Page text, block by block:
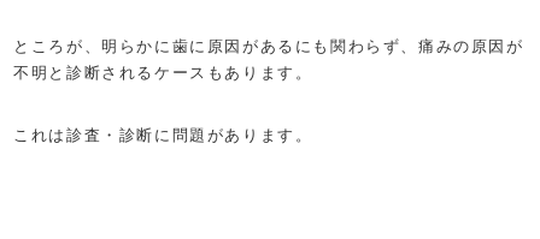
ところが、明らかに歯に原因があるにも関わらず、痛みの原因が
不明と診断されるケースもあります。
これは診査・診断に問題があります。